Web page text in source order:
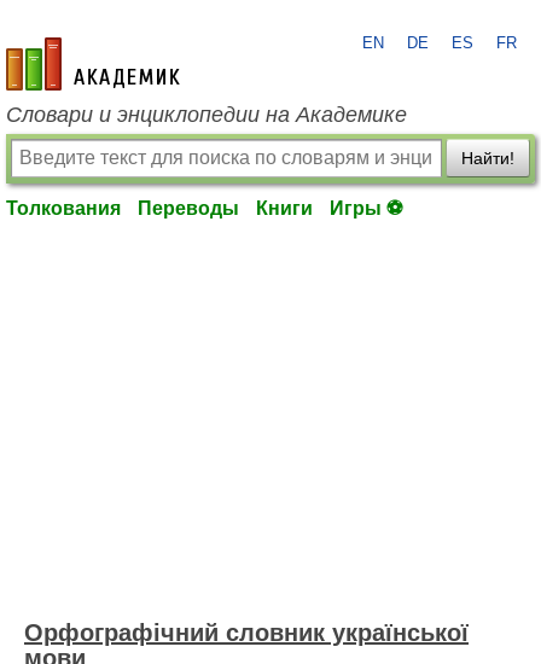
academic.ru
EN DE ES FR
Словари и энциклопедии на Академике
Найти!
Толкования Переводы Книги Игры ⚽
Орфографічний словник української
мови